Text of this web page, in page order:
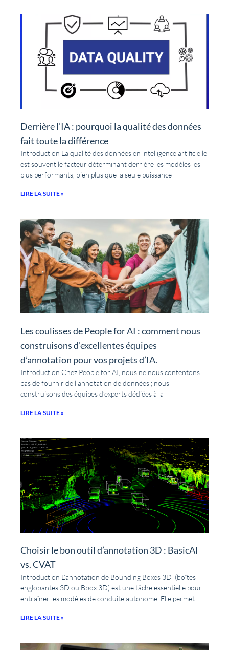
Derrière l’IA : pourquoi la qualité des données
fait toute la différence
Introduction La qualité des données en intelligence artificielle
est souvent le facteur déterminant derrière les modèles les
plus performants, bien plus que la seule puissance
LIRE LA SUITE »
Les coulisses de People for AI : comment nous
construisons d’excellentes équipes
d’annotation pour vos projets d’IA.
Introduction Chez People for AI, nous ne nous contentons
pas de fournir de l’annotation de données ; nous
construisons des équipes d’experts dédiées à la
LIRE LA SUITE »
Choisir le bon outil d’annotation 3D : BasicAI
vs. CVAT
Introduction L’annotation de Bounding Boxes 3D (boîtes
englobantes 3D ou Bbox 3D) est une tâche essentielle pour
entraîner les modèles de conduite autonome. Elle permet
LIRE LA SUITE »